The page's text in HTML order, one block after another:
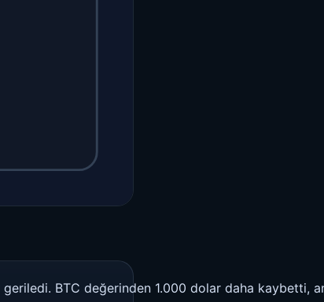
BTC değerinden 1.000 dolar daha kaybetti,